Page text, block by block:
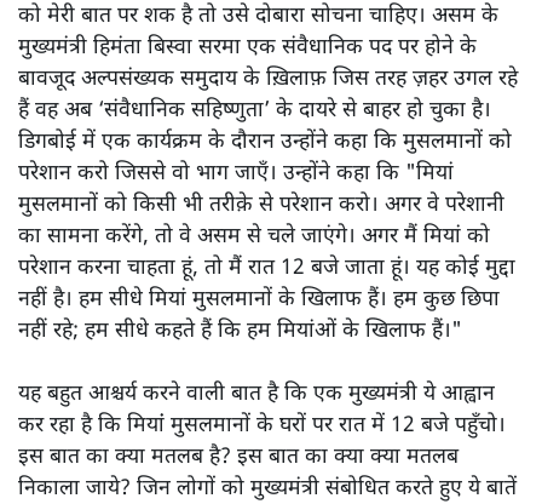
को मेरी बात पर शक है तो उसे दोबारा सोचना चाहिए। असम के
मुख्यमंत्री हिमंता बिस्वा सरमा एक संवैधानिक पद पर होने के
बावजूद अल्पसंख्यक समुदाय के ख़िलाफ़ जिस तरह ज़हर उगल रहे
हैं वह अब ‘संवैधानिक सहिष्णुता’ के दायरे से बाहर हो चुका है।
डिगबोई में एक कार्यक्रम के दौरान उन्होंने कहा कि मुसलमानों को
परेशान करो जिससे वो भाग जाएँ। उन्होंने कहा कि "मियां
मुसलमानों को किसी भी तरीक़े से परेशान करो। अगर वे परेशानी
का सामना करेंगे, तो वे असम से चले जाएंगे। अगर मैं मियां को
परेशान करना चाहता हूं, तो मैं रात 12 बजे जाता हूं। यह कोई मुद्दा
नहीं है। हम सीधे मियां मुसलमानों के खिलाफ हैं। हम कुछ छिपा
नहीं रहे; हम सीधे कहते हैं कि हम मियांओं के खिलाफ हैं।"
यह बहुत आश्चर्य करने वाली बात है कि एक मुख्यमंत्री ये आह्वान
कर रहा है कि मियांं मुसलमानों के घरों पर रात में 12 बजे पहुँचो।
इस बात का क्या मतलब है? इस बात का क्या क्या मतलब
निकाला जाये? जिन लोगों को मुख्यमंत्री संबोधित करते हुए ये बातें